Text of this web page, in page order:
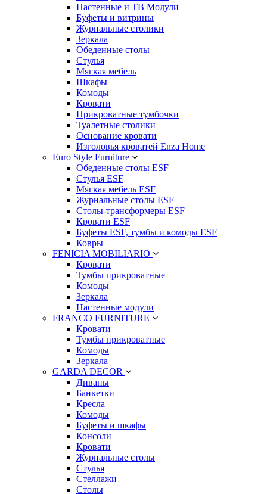
Настенные и ТВ Модули
Буфеты и витрины
Журнальные столики
Зеркала
Обеденные столы
Стулья
Мягкая мебель
Шкафы
Комоды
Кровати
Прикроватные тумбочки
Туалетные столики
Основание кровати
Изголовья кроватей Enza Home
Euro Style Furniture
Обеденные столы ESF
Стулья ESF
Мягкая мебель ESF
Журнальные столы ESF
Столы-трансформеры ESF
Кровати ESF
Буфеты ESF, тумбы и комоды ESF
Ковры
FENICIA MOBILIARIO
Кровати
Тумбы прикроватные
Комоды
Зеркала
Настенные модули
FRANCO FURNITURE
Кровати
Тумбы прикроватные
Комоды
Зеркала
GARDA DECOR
Диваны
Банкетки
Кресла
Комоды
Буфеты и шкафы
Консоли
Кровати
Журнальные столы
Стулья
Стеллажи
Столы